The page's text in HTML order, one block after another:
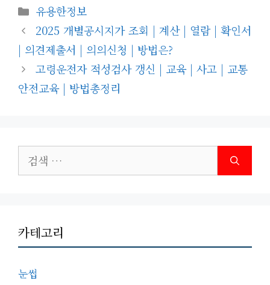
카
테
고
리
유용한정보
2025 개별공시지가 조회 | 계산 | 열람 | 확인서
| 의견제출서 | 의의신청 | 방법은?
고령운전자 적성검사 갱신 | 교육 | 사고 | 교통
안전교육 | 방법총정리
색:
카테고리
눈썹